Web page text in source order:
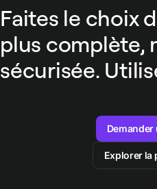
Faites le choix
plus complète,
sécurisée.
Demander
Explorer la